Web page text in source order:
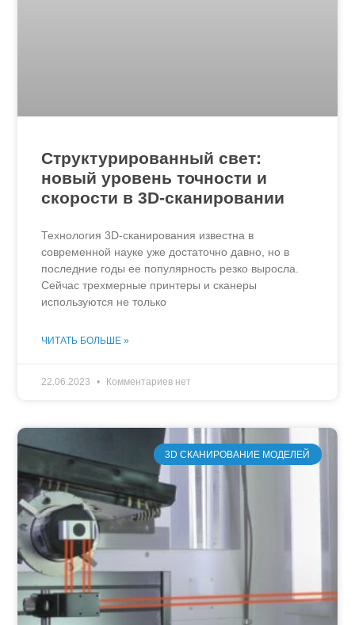
Структурированный свет:
новый уровень точности и
скорости в 3D-сканировании
Технология 3D-сканирования известна в
современной науке уже достаточно давно, но в
последние годы ее популярность резко выросла.
Сейчас трехмерные принтеры и сканеры
используются не только
ЧИТАТЬ БОЛЬШЕ »
22.06.2023 Комментариев нет
3D СКАНИРОВАНИЕ МОДЕЛЕЙ